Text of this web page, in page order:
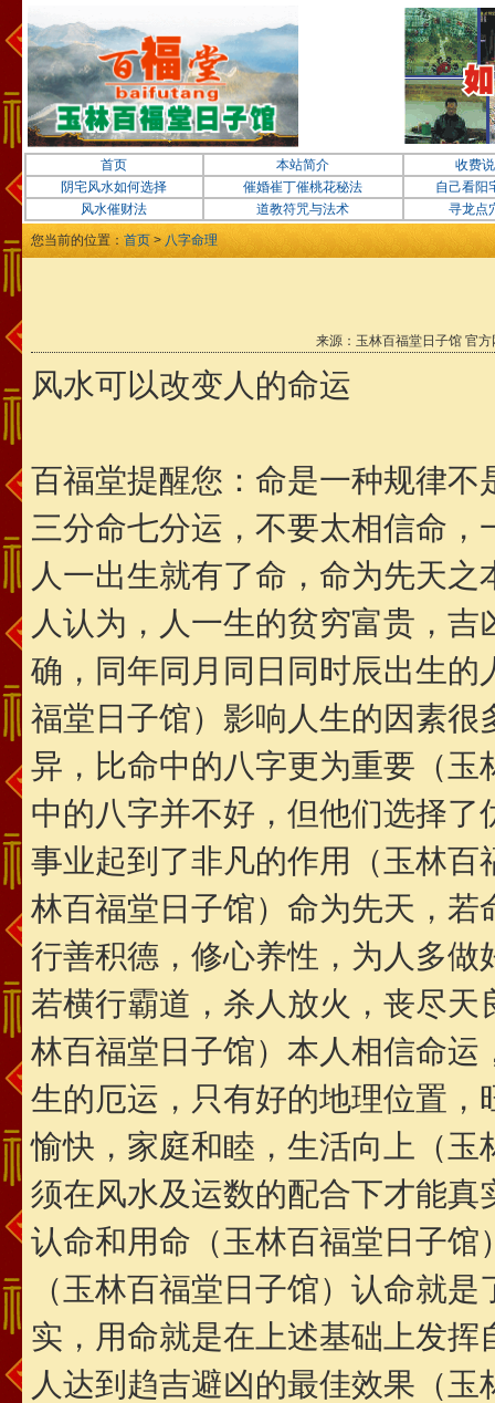
首页 本站简介
收费
阴宅风水如何选择
催婚崔丁催桃花秘法
自己看阳
风水催财法
道教符咒与法术
寻龙点
您当前的位置：首页 >八字命理
来源：玉林百福堂日子馆 官
风水可以改变人的命运
百福堂提醒您：命是一种规律
三分命七分运，不要太相信命，
人一出生就有了命，命为先天
人认为，人一生的贫穷富贵，
确，同年同月同日同时辰出生
福堂日子馆）影响人生的因素
异，比命中的八字更为重要（
中的八字并不好，但他们选择
事业起到了非凡的作用（玉林
林百福堂日子馆）命为先天，
行善积德，修心养性，为人多
若横行霸道，杀人放火，丧尽
林百福堂日子馆）本人相信命
生的厄运，只有好的地理位置
愉快，家庭和睦，生活向上（
须在风水及运数的配合下才能
认命和用命（玉林百福堂日子
（玉林百福堂日子馆）认命就
实，用命就是在上述基础上发
人达到趋吉避凶的最佳效果（